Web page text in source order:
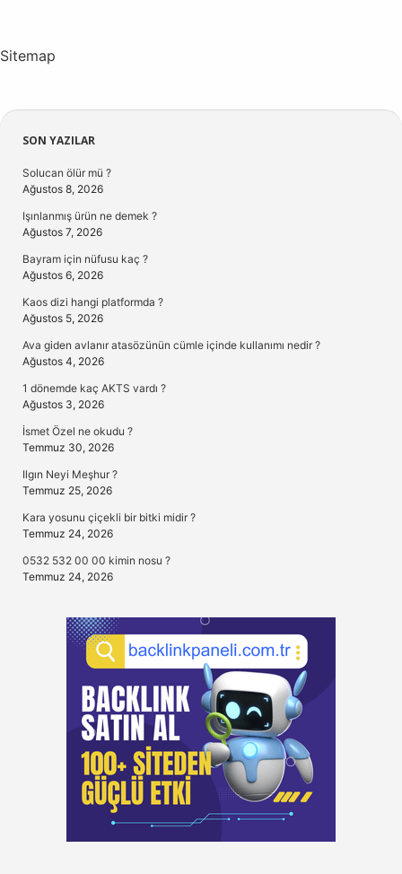
Sitemap
Sidebar
SON YAZILAR
Solucan ölür mü ?
Ağustos 8, 2026
Işınlanmış ürün ne demek ?
Ağustos 7, 2026
Bayram için nüfusu kaç ?
Ağustos 6, 2026
Kaos dizi hangi platformda ?
Ağustos 5, 2026
Ava giden avlanır atasözünün cümle içinde kullanımı nedir ?
Ağustos 4, 2026
1 dönemde kaç AKTS vardı ?
Ağustos 3, 2026
İsmet Özel ne okudu ?
Temmuz 30, 2026
Ilgın Neyi Meşhur ?
Temmuz 25, 2026
Kara yosunu çiçekli bir bitki midir ?
Temmuz 24, 2026
0532 532 00 00 kimin nosu ?
Temmuz 24, 2026